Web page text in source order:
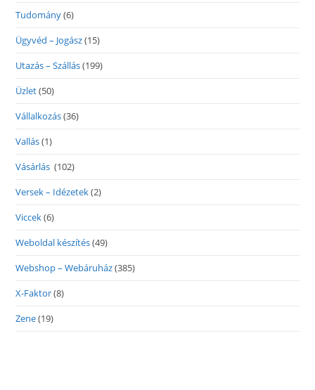
Tudomány(6)
Ügyvéd – Jogász(15)
Utazás – Szállás(199)
Üzlet(50)
Vállalkozás(36)
Vallás(1)
Vásárlás (102)
Versek – Idézetek(2)
Viccek(6)
Weboldal készítés(49)
Webshop – Webáruház(385)
X-Faktor(8)
Zene(19)